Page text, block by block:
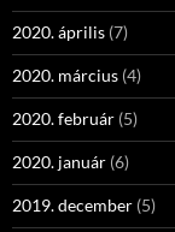
2020. április (7)
2020. március (4)
2020. február (5)
2020. január (6)
2019. december (5)